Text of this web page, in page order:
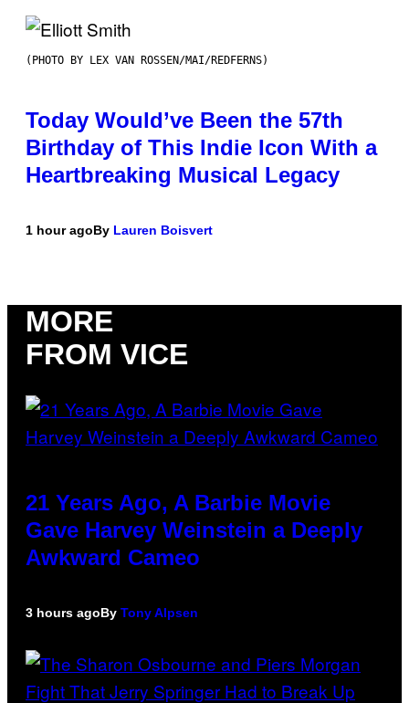
(PHOTO BY LEX VAN ROSSEN/MAI/REDFERNS)
Today Would’ve Been the 57th
Birthday of This Indie Icon With a
Heartbreaking Musical Legacy
1 hour agoBy Lauren Boisvert
MORE
FROM VICE
21 Years Ago, A Barbie Movie
Gave Harvey Weinstein a Deeply
Awkward Cameo
3 hours agoBy Tony Alpsen